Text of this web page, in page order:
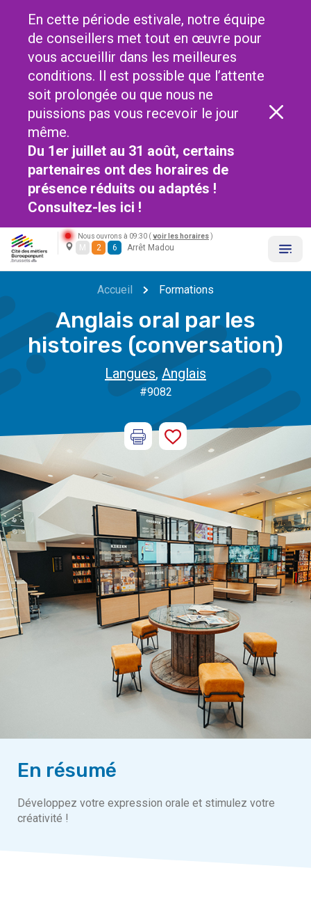
En cette période estivale, notre équipe
de conseillers met tout en œuvre pour
vous accueillir dans les meilleures
conditions. Il est possible que l’attente
soit prolongée ou que nous ne
puissions pas vous recevoir le jour
même.
Du 1er juillet au 31 août, certains
partenaires ont des horaires de
présence réduits ou adaptés !
Consultez-les ici !
Nous ouvrons à 09:30 ( voir les horaires )
M 2 6 Arrêt Madou
Accueil Formations
Anglais oral par les
histoires (conversation)
Langues, Anglais
#9082
En résumé
Développez votre expression orale et stimulez votre
créativité !